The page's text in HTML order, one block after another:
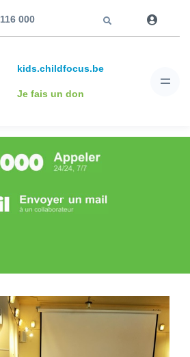
116 000
kids.childfocus.be
Je fais un don